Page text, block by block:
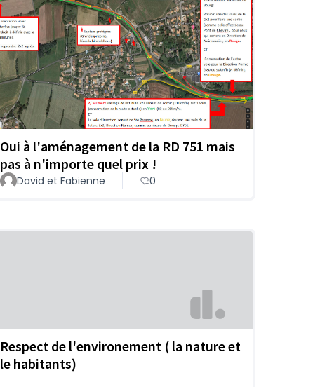
Oui à l'aménagement de la RD 751 mais
pas à n'importe quel prix !
David et Fabienne 0
Respect de l'environement ( la nature et
le habitants)